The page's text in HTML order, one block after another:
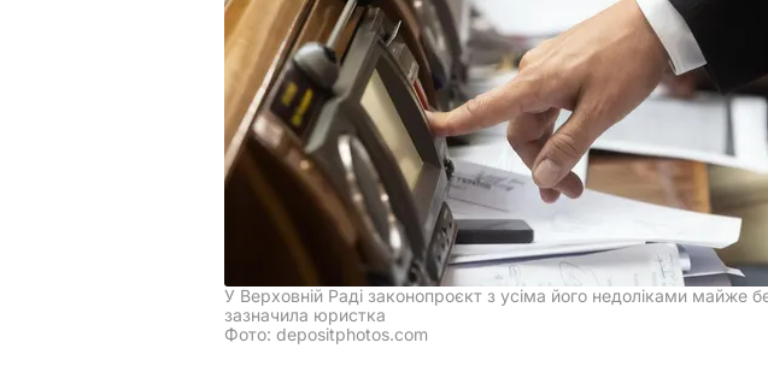
У Верховній Раді законопроєкт з усіма його недоліками майже
зазначила юристка
Фото: depositphotos.com